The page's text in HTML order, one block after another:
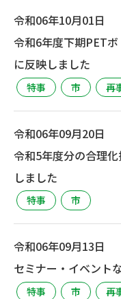
令和06年10月01日
令和6年度下期PET
に反映しました
特事 市 再
令和06年09月20日
令和5年度分の合理
しました
特事 市
令和06年09月13日
セミナー・イベント
特事 市 再